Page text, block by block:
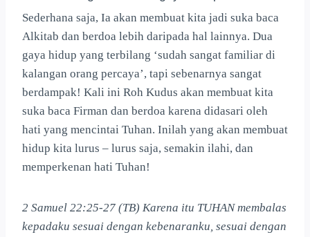
Sederhana saja, Ia akan membuat kita jadi suka baca
Alkitab dan berdoa lebih daripada hal lainnya. Dua
gaya hidup yang terbilang ‘sudah sangat familiar di
kalangan orang percaya’, tapi sebenarnya sangat
berdampak! Kali ini Roh Kudus akan membuat kita
suka baca Firman dan berdoa karena didasari oleh
hati yang mencintai Tuhan. Inilah yang akan membuat
hidup kita lurus – lurus saja, semakin ilahi, dan
memperkenan hati Tuhan!
2 Samuel 22:25-27 (TB) Karena itu TUHAN membalas
kepadaku sesuai dengan kebenaranku, sesuai dengan